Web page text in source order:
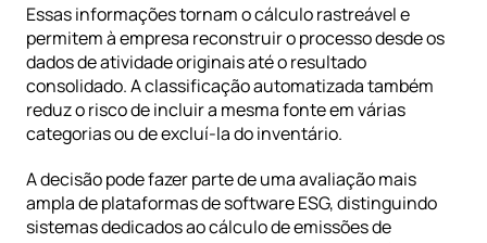
Essas informações tornam o cálculo rastreável e
permitem à empresa reconstruir o processo desde os
dados de atividade originais até o resultado
consolidado. A classificação automatizada também
reduz o risco de incluir a mesma fonte em várias
categorias ou de excluí-la do inventário.
A decisão pode fazer parte de uma avaliação mais
ampla de plataformas de software ESG, distinguindo
sistemas dedicados ao cálculo de emissões de